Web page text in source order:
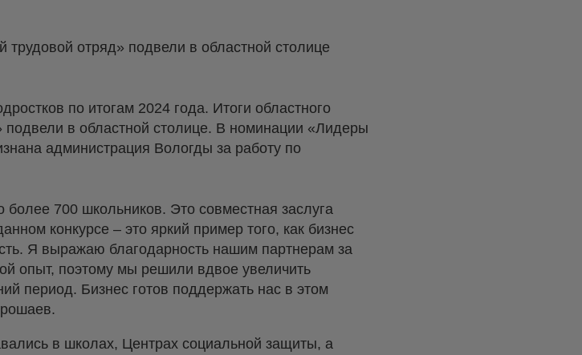
трудовой отряд» подвели в областной столице
по итогам 2024 года. Итоги областного
подвели в областной столице. В номинации «Лидеры
администрация Вологды за работу по
700 школьников. Это совместная заслуга
конкурсе – это яркий пример того, как бизнес
Я выражаю благодарность нашим партнерам за
опыт, поэтому мы решили вдвое увеличить
период. Бизнес готов поддержать нас в этом
в школах, Центрах социальной защиты, а